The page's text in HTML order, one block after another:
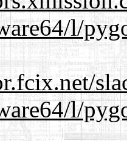
l/
l/